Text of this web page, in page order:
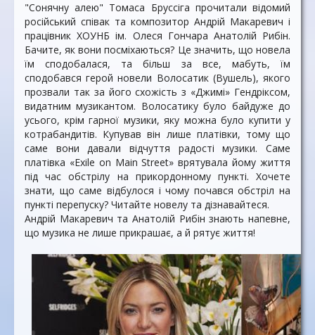
"Сонячну алею" Томаса Бруссіга прочитали відомий
російський співак та композитор Андрій Макаревич і
працівник ХОУНБ ім. Олеся Гончара Анатолій Рибін.
Бачите, як вони посміхаються? Це значить, що новела
їм сподобалася, та більш за все, мабуть, їм
сподобався герой новели Волосатик (Вушель), якого
прозвали так за його схожість з «Джимі» Гендріксом,
видатним музикантом. Волосатику було байдуже до
усього, крім гарної музики, яку можна було купити у
котрабандитів. Купував він лише платівки, тому що
саме вони давали відчуття радості музики. Саме
платівка «Exile on Main Street» врятувала йому життя
під час обстрілу на прикордонному пункті. Хочете
знати, що саме відбулося і чому почався обстріл на
пункті перепуску? Читайте новелу та дізнавайтеся.
Андрій Макаревич та Анатолій Рибін знають напевне,
що музика не лише прикрашає, а й рятує життя!